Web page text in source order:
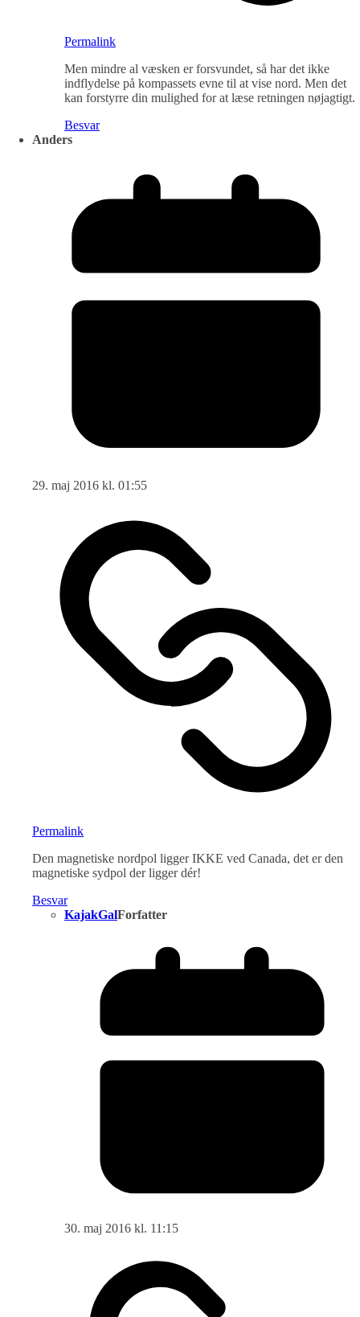
Permalink
Men mindre al væsken er forsvundet, så har det ikke
indflydelse på kompassets evne til at vise nord. Men det
kan forstyrre din mulighed for at læse retningen nøjagtigt.
Besvar
Anders
29. maj 2016 kl. 01:55
Permalink
Den magnetiske nordpol ligger IKKE ved Canada, det er den
magnetiske sydpol der ligger dér!
Besvar
KajakGalForfatter
30. maj 2016 kl. 11:15